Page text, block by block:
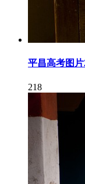
平昌高考图
218